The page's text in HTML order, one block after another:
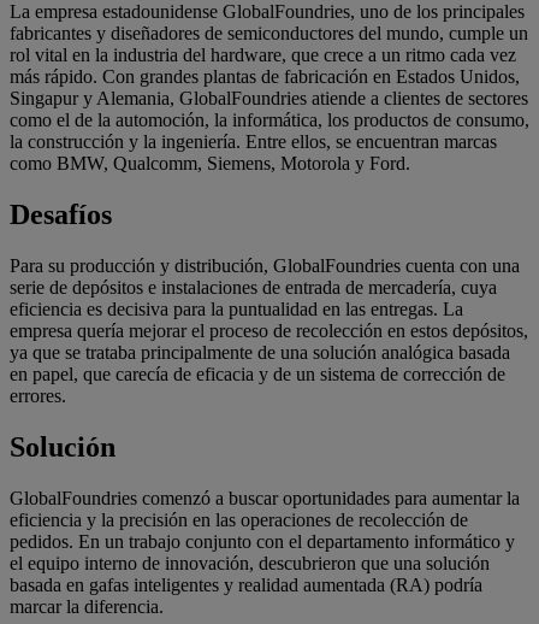
La empresa estadounidense GlobalFoundries, uno de los principales
fabricantes y diseñadores de semiconductores del mundo, cumple un
rol vital en la industria del hardware, que crece a un ritmo cada vez
más rápido. Con grandes plantas de fabricación en Estados Unidos,
Singapur y Alemania, GlobalFoundries atiende a clientes de sectores
como el de la automoción, la informática, los productos de consumo,
la construcción y la ingeniería. Entre ellos, se encuentran marcas
como BMW, Qualcomm, Siemens, Motorola y Ford.
Desafíos
Para su producción y distribución, GlobalFoundries cuenta con una
serie de depósitos e instalaciones de entrada de mercadería, cuya
eficiencia es decisiva para la puntualidad en las entregas. La
empresa quería mejorar el proceso de recolección en estos depósitos,
ya que se trataba principalmente de una solución analógica basada
en papel, que carecía de eficacia y de un sistema de corrección de
errores.
Solución
GlobalFoundries comenzó a buscar oportunidades para aumentar la
eficiencia y la precisión en las operaciones de recolección de
pedidos. En un trabajo conjunto con el departamento informático y
el equipo interno de innovación, descubrieron que una solución
basada en gafas inteligentes y realidad aumentada (RA) podría
marcar la diferencia.